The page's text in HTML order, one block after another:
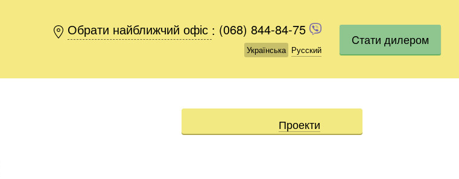
Обрати найближчий офіс (068) 844-84-75
Українська Русский
Обрати найближчий офіс : (068) 844-84-75
Українська Русский
Cтати дилером
Проекти